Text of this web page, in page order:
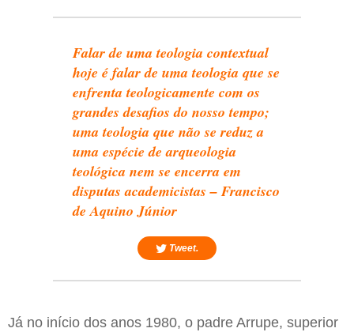
Falar de uma teologia contextual
hoje é falar de uma teologia que se
enfrenta teologicamente com os
grandes desafios do nosso tempo;
uma teologia que não se reduz a
uma espécie de arqueologia
teológica nem se encerra em
disputas academicistas – Francisco
de Aquino Júnior
Tweet.
Já no início dos anos 1980, o padre Arrupe, superior